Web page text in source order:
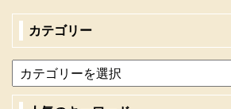
カテゴリー